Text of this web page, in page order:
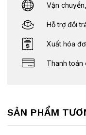
Vận
Hỗ trợ đổi
Xuất hóa
Thanh toán
SẢN PHẨM